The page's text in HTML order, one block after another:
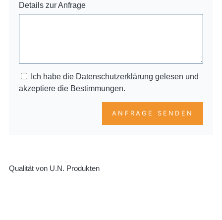
Details zur Anfrage
Ich habe die Datenschutzerklärung gelesen und
akzeptiere die Bestimmungen.
ANFRAGE SENDEN
Qualität von U.N. Produkten